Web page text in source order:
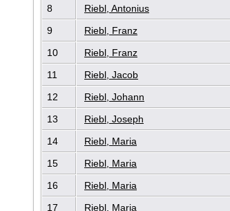
8
Riebl, Antonius
9
Riebl, Franz
10
Riebl, Franz
11
Riebl, Jacob
12
Riebl, Johann
13
Riebl, Joseph
14
Riebl, Maria
15
Riebl, Maria
16
Riebl, Maria
17
Riebl, Maria